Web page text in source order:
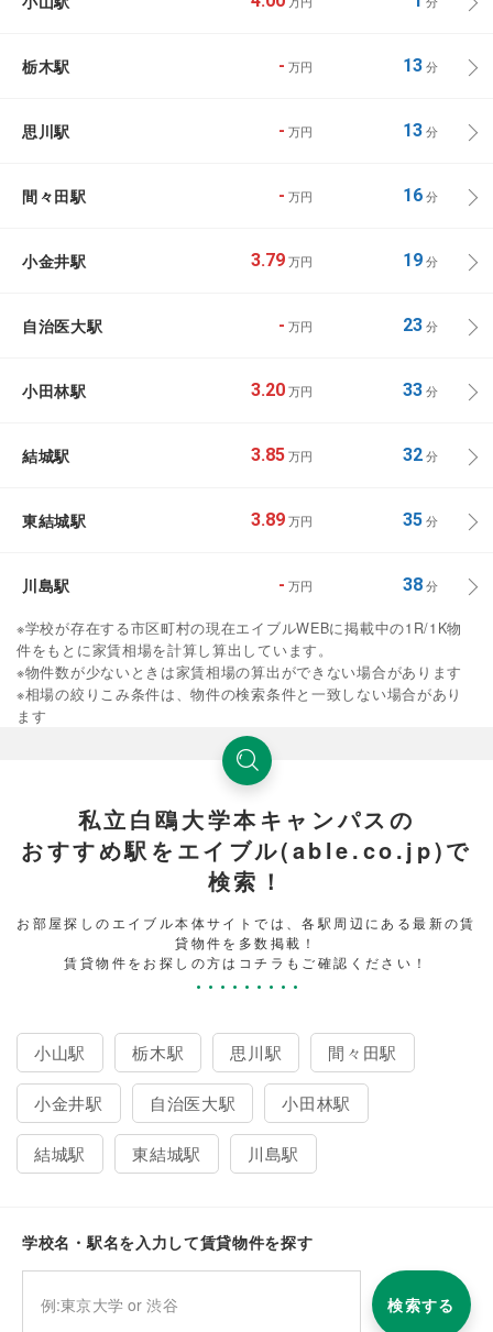
栃木駅 - 万円 13分
思川駅 - 万円 13分
間々田駅 - 万円 16分
小金井駅 3.79 万円 19分
自治医大駅 - 万円 23分
小田林駅 3.20 万円 33分
結城駅 3.85 万円 32分
東結城駅 3.89 万円 35分
川島駅 - 万円 38分
※学校が存在する市区町村の現在エイブルWEBに掲載中の1R/1K物
件をもとに家賃相場を計算し算出しています。
※物件数が少ないときは家賃相場の算出ができない場合があります
※相場の絞りこみ条件は、物件の検索条件と一致しない場合があり
ます
私立白鴎大学本キャンパスの
おすすめ駅をエイブル(able.co.jp)で
検索！
お部屋探しのエイブル本体サイトでは、各駅周辺にある最新の賃
貸物件を多数掲載！
賃貸物件をお探しの方はコチラもご確認ください！
小山駅 栃木駅 思川駅 間々田駅
小金井駅 自治医大駅 小田林駅
結城駅 東結城駅 川島駅
学校名・駅名を入力して賃貸物件を探す
検索する